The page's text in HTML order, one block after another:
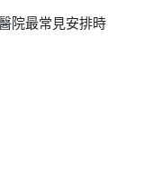
院最常見安排時